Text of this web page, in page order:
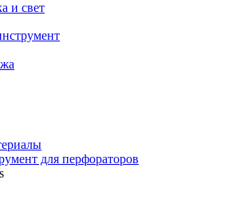
и свет
для перфораторов